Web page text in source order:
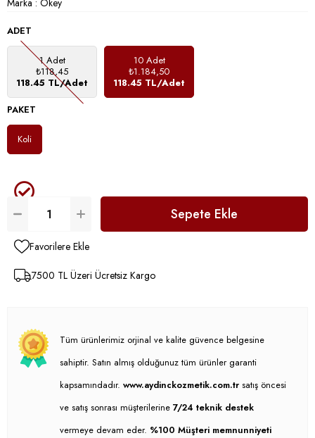
Marka : Okey
ADET
1 Adet
₺118,45
118.45 TL/Adet
10 Adet
₺1.184,50
118.45 TL/Adet
PAKET
Koli
Favorilere Ekle
7500 TL Üzeri Ücretsiz Kargo
Tüm ürünlerimiz orjinal ve kalite güvence belgesine
sahiptir. Satın almış olduğunuz tüm ürünler garanti
kapsamındadır. www.aydinckozmetik.com.tr satış öncesi
ve satış sonrası müşterilerine 7/24 teknik destek
vermeye devam eder. %100 Müşteri memnunniyeti